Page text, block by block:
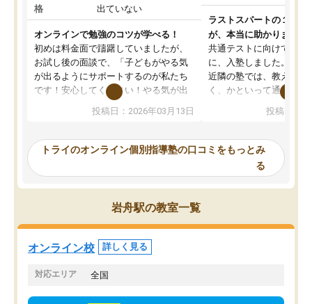
格
出ていない
オンラインで勉強のコツが学べる！
初めは料金面で躊躇していましたが、
お試し後の面談で、「子どもがやる気
が出るようにサポートするのが私たち
です！安心してください！やる気が出
ないのは私たち講師の責任です」と言
ってくださり、確かに！と考えて、思
ったんですが、学生の先生から学ぶこ
み、徐々に成績が上がったらいいなと
思っていました。何が今足りないのか
を的確に指導いただき、子どももびっ
くりするほど楽しんでやる気を持って
塾を受けています。狙い通り、少しず
つ成績も上がり、苦手意識も無くなっ
てきたので、さらに苦手な数学も追加
でお願いしました。来年の高校受験に
投稿日：2026年03月13日
ラストスパートの１か月
が、本当に助かりました
共通テストに向けての追
に、入塾しました。田舎
近隣の塾では、教えても
く、かといって通うには
可能なので本当に助か
らないところをピンポイ
頂いて、とてもわかり
していました。一生を
スト、多少お金がかかっ
投稿日：
トライのオンライン個別指導塾の口コミをもっとみ
る
岩舟駅の教室一覧
オンライン校 詳しく見る
対応エリア 全国